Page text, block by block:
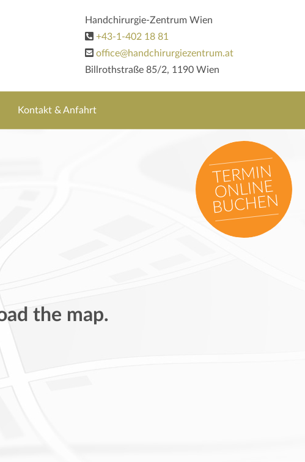
Handchirurgie-Zentrum Wien
+43-1-402 18 81
office@handchirurgiezentrum.at
Billrothstraße 85/2, 1190 Wien
Kontakt & Anfahrt
the map.